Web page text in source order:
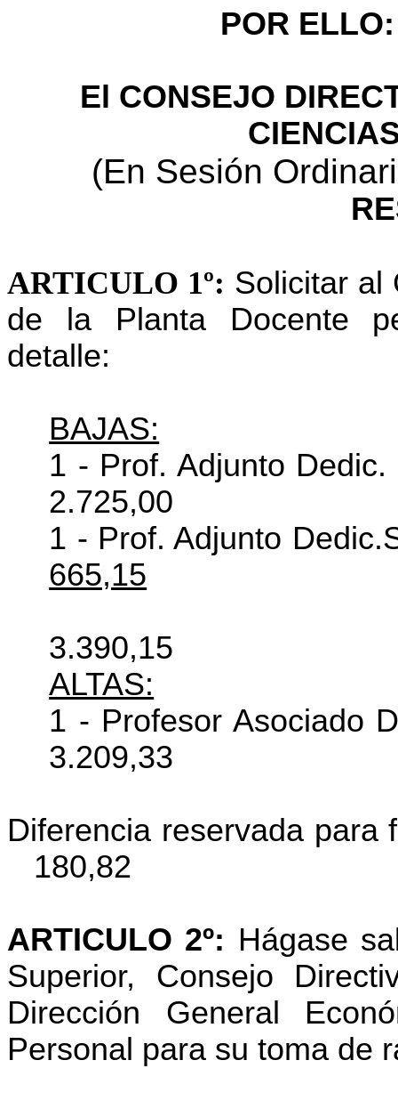
POR ELLO:
El CONSEJO
(En Sesión
ARTICULO 1º: Solicitar al
de la Planta Docente
detalle:
BAJAS:
1 - Prof. Adjunto Dedic.
2.725,00
1 - Prof. Adjunto
665,15
3.390,15
ALTAS:
1 - Profesor Asociado
3.209,33
Diferencia reservada para
180,82
ARTICULO 2º: Hágase
Superior, Consejo
Dirección General
Personal para su toma de